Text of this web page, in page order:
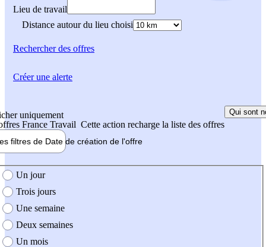
Lieu de travail
Distance autour du lieu choisi
Rechercherdes offres
uniquement
France Travail Cette action recharge la liste des offres
Qui sont
filtres de Date de création de l'offre
création de l'offre
Un jour
Trois jours
Une semaine
Deux semaines
Un mois
Créer une alerte